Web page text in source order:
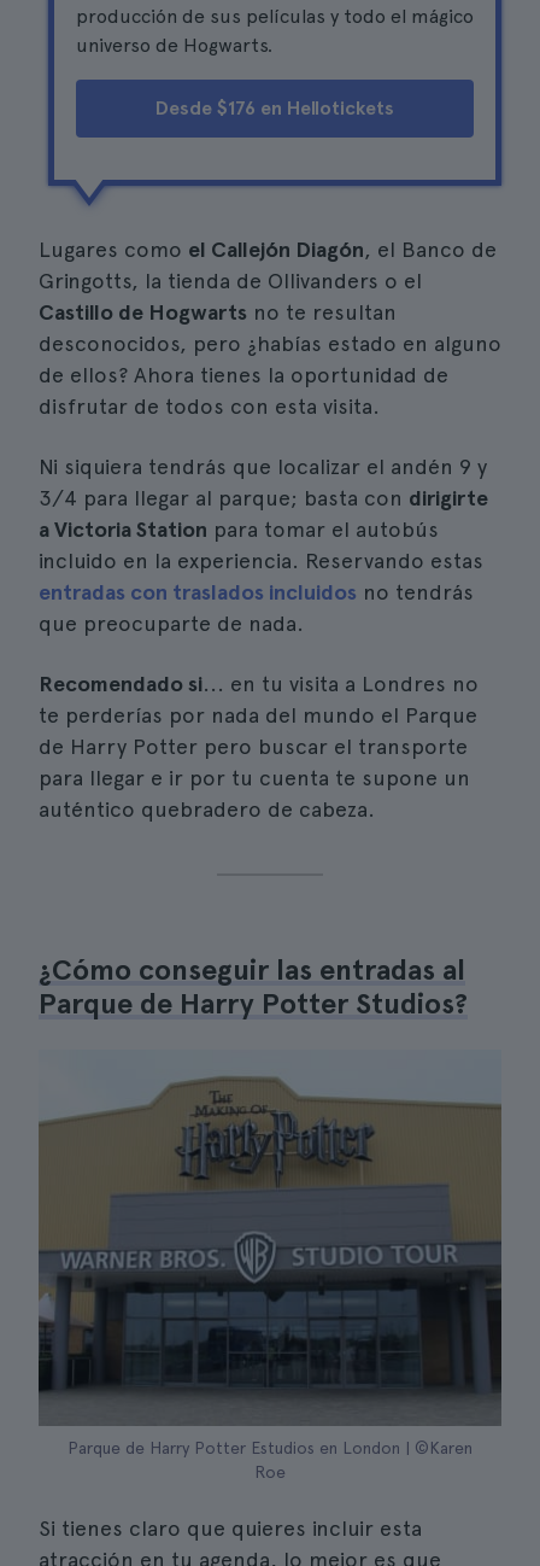
producción de sus películas y todo el mágico
universo de Hogwarts.
Desde $176 en Hellotickets
Lugares como el Callejón Diagón, el Banco de
Gringotts, la tienda de Ollivanders o el
Castillo de Hogwarts no te resultan
desconocidos, pero ¿habías estado en alguno
de ellos? Ahora tienes la oportunidad de
disfrutar de todos con esta visita.
Ni siquiera tendrás que localizar el andén 9 y
3/4 para llegar al parque; basta con dirigirte
a Victoria Station para tomar el autobús
incluido en la experiencia. Reservando estas
entradas con traslados incluidos no tendrás
que preocuparte de nada.
Recomendado si... en tu visita a Londres no
te perderías por nada del mundo el Parque
de Harry Potter pero buscar el transporte
para llegar e ir por tu cuenta te supone un
auténtico quebradero de cabeza.
¿Cómo conseguir las entradas al
Parque de Harry Potter Studios?
Parque de Harry Potter Estudios en London | ©Karen
Roe
Si tienes claro que quieres incluir esta
atracción en tu agenda, lo mejor es que